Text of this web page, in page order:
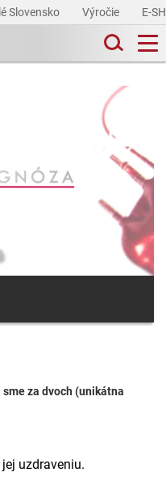
Slovensko Výročie E-
za dvoch (unikátna
uzdraveniu.